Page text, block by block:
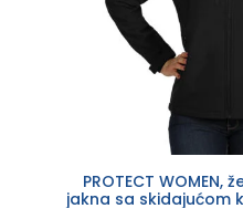
PROTECT WOMEN,
jakna sa skidajućom